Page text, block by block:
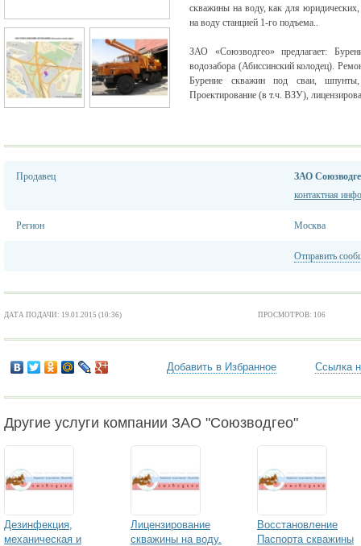
скважины на воду, как для
на воду станцией 1-го подъема..
ЗАО «Союзводгео» предлагает:
водозабора (Абиссинский колодец).
Бурение скважин под сваи, шпунты,
Проектирование (в т.ч. ВЗУ),
Продавец
ЗАО
контактная
Регион Москва
Отправить
ДАТА ПОДАЧИ: 19.01.2015 (10:36) ПРОСМОТРОВ: 106
Добавить в Избранное Ссылка
Другие услуги компании ЗАО "Союзводгео"
Дезинфекция,
механическая и
Лицензирование
скважины на воду.
Восстановление
Паспорта скважины